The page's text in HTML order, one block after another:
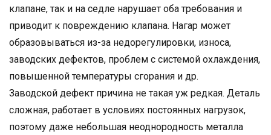
клапане, так и на седле нарушает оба требования и
приводит к повреждению клапана. Нагар может
образовываться из-за недорегулировки, износа,
заводских дефектов, проблем с системой охлаждения,
повышенной температуры сгорания и др.
Заводской дефект причина не такая уж редкая. Деталь
сложная, работает в условиях постоянных нагрузок,
поэтому даже небольшая неоднородность металла